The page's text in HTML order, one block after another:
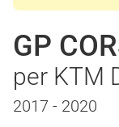
GP
per KTM
2017 - 2020